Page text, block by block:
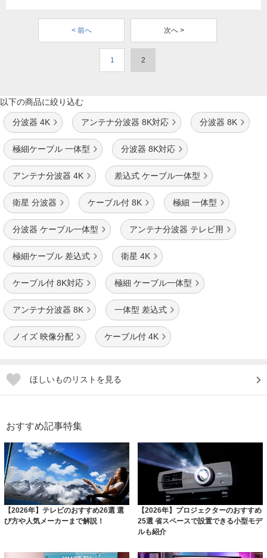
< 前へ 次へ >
1 2
以下の商品に絞り込む
分波器 4K アンテナ分波器 8K対応 分波器 8K
極細ケーブル 一体型 分波器 8K対応
アンテナ分波器 4K 差込式 ケーブル一体型
衛星 分波器 ケーブル付 8K 極細 一体型
分波器 ケーブル一体型 アンテナ分波器 テレビ用
極細ケーブル 差込式 衛星 4K
ケーブル付 8K対応 極細 ケーブル一体型
アンテナ分波器 8K 一体型 差込式
ノイズ 映像分配 ケーブル付 4K
ほしいものリストを見る
おすすめ記事特集
【2026年】テレビのおすすめ26選 選
び方や人気メーカーまで解説！
【2026年】プロジェクターのおすすめ
25選 省スペースで設置できる小型モデ
ルも紹介